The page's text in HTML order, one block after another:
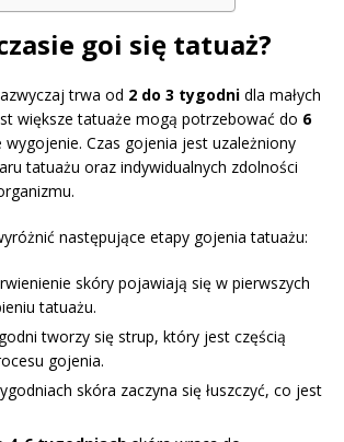
goi się tatuaż?
trwa od 2 do 3 tygodni dla małych
większe tatuaże mogą potrzebować do 6
wygojenie. Czas gojenia jest uzależniony
tatuażu oraz indywidualnych zdolności
następujące etapy gojenia tatuażu:
skóry pojawiają się w pierwszych
tatuażu.
tworzy się strup, który jest częścią
gojenia.
skóra zaczyna się łuszczyć, co jest